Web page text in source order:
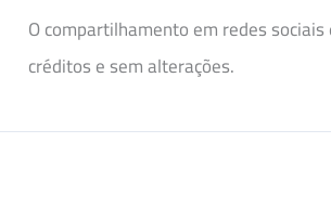
O compartilhamento em redes
créditos e sem alterações.